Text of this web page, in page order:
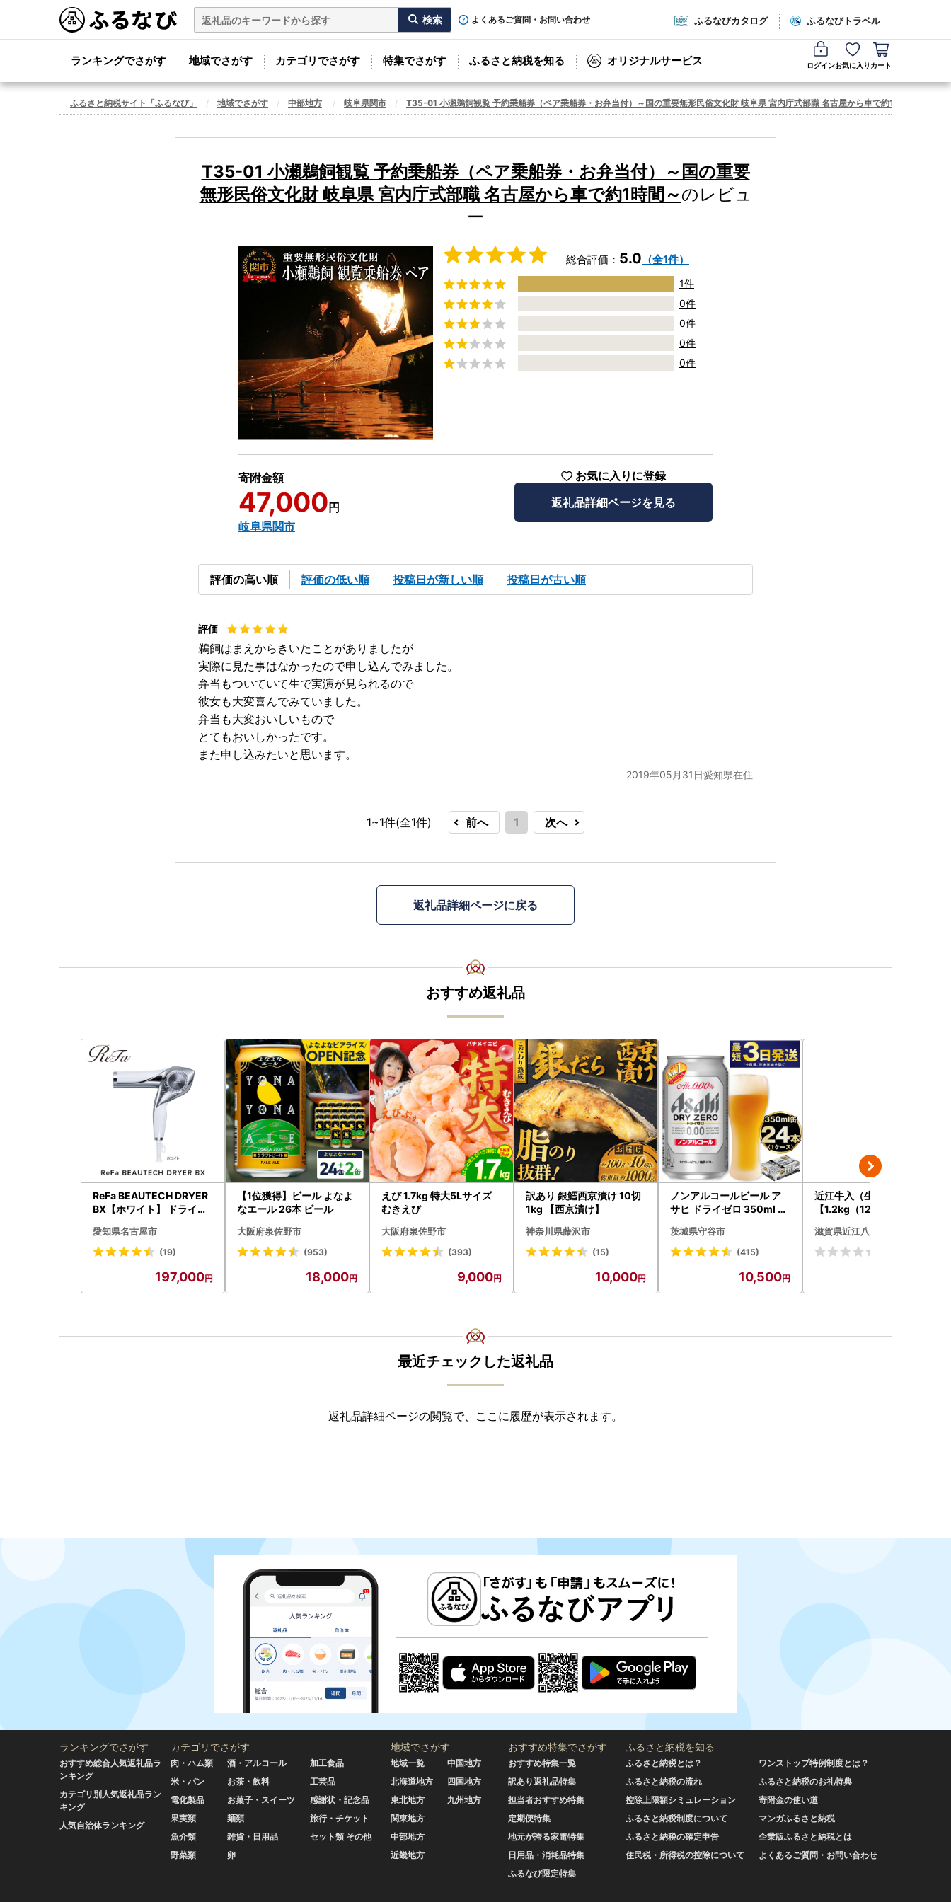
よくあるご質問・お問い合わせ ふるなびカタログ ふるなびトラベル
ランキングでさがす 地域でさがす カテゴリでさがす 特集でさがす ふるさと納税を知る オリジナルサービス ログインお気に入り カート
ふるさと納税サイト「ふるなび」 地域でさがす 中部地方 岐阜県関市 T35-01 小瀬鵜飼観覧 予約乗船券（ペア乗船券・お弁当付）～国の重要無形民俗文化財 岐阜県 宮内庁式部職 名古屋から車で約1時間～
T35-01 小瀬鵜飼観覧 予約乗船券（ペア乗船券・お弁当付）～国の重要
無形民俗文化財 岐阜県 宮内庁式部職 名古屋から車で約1時間～のレビュ
ー
総合評価： 5.0 （全1件）
1件
0件
0件
0件
0件
寄附金額
47,000 円
岐阜県関市
お気に入りに登録
返礼品詳細ページを見る
評価の高い順 評価の低い順 投稿日が新しい順 投稿日が古い順
鵜飼はまえからきいたことがありましたが
実際に見た事はなかったので申し込んでみました。
弁当もついていて生で実演が見られるので
彼女も大変喜んでみていました。
弁当も大変おいしいもので
とてもおいしかったです。
また申し込みたいと思います。
2019年05月31日愛知県在住
1~1件(全1件) 前へ 1 次へ
返礼品詳細ページに戻る
おすすめ返礼品
ReFa BEAUTECH DRYER
BX【ホワイト】 ドライヤ
ファ
愛知県名古屋市
(19)
197,000
【1位獲得】ビール よなよ
なエール 26本 ビール
大阪府泉佐野市
(953)
18,000
えび 1.7kg 特大5Lサイズ
むきえび
大阪府泉佐野市
(393)
9,000
訳あり 銀鱈西京漬け 10切
1kg 【西京漬け】
神奈川県藤沢市
(15)
10,000
ノンアルコールビール ア
サヒ ドライゼロ 350ml 24
守谷市
茨城県守谷市
(415)
10,500
近江牛入（生）ハンバーグ
【1.2kg（120ｇ×10個）
滋賀県近江八幡市
最近チェックした返礼品
返礼品詳細ページの閲覧で、ここに履歴が表示されます。
ランキングでさがす
おすすめ総合人気返礼品ラ
ンキング
カテゴリ別人気返礼品ラン
キング
人気自治体ランキング
カテゴリでさがす
肉・ハム類
米・パン
電化製品
果実類
魚介類
野菜類
酒・アルコール
お茶・飲料
お菓子・スイーツ
麺類
雑貨・日用品
卵
加工食品
工芸品
感謝状・記念品
旅行・チケット
セット類 その他
地域でさがす
地域一覧
北海道地方
東北地方
関東地方
中部地方
近畿地方
中国地方
四国地方
九州地方
おすすめ特集でさがす
おすすめ特集一覧
訳あり返礼品特集
担当者おすすめ特集
定期便特集
地元が誇る家電特集
日用品・消耗品特集
ふるなび限定特集
ふるさと納税を知る
ふるさと納税とは？
ふるさと納税の流れ
控除上限額シミュレーション
ふるさと納税制度について
ふるさと納税の確定申告
住民税・所得税の控除について
ワンストップ特例制度とは？
ふるさと納税のお礼特典
寄附金の使い道
マンガふるさと納税
企業版ふるさと納税とは
よくあるご質問・お問い合わせ